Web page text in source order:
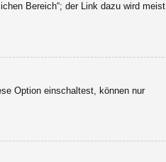
Bereich“; der Link dazu wird meist
Option einschaltest, können nur